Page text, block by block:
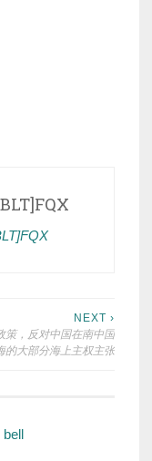
NEXT ›
策，反对中国在南中国
的大部分海上主权主张